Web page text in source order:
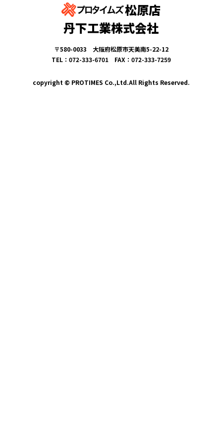
松原店
丹下工業株式会社
〒580-0033 大阪府松原市天美南5-22-12
TEL：072-333-6701 FAX：072-333-7259
copyright © PROTIMES Co.,Ltd.All Rights Reserved.